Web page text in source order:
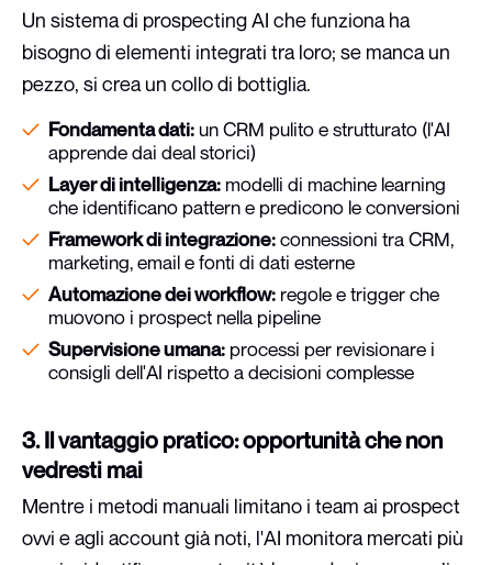
Un sistema di prospecting AI che funziona ha
bisogno di elementi integrati tra loro; se manca un
pezzo, si crea un collo di bottiglia.
Fondamenta dati: un CRM pulito e strutturato (l'AI
apprende dai deal storici)
Layer di intelligenza: modelli di machine learning
che identificano pattern e predicono le conversioni
Framework di integrazione:connessioni tra CRM,
marketing, email e fonti di dati esterne
Automazione dei workflow: regole e trigger che
muovono i prospect nella pipeline
Supervisione umana: processi per revisionare i
consigli dell'AI rispetto a decisioni complesse
3. Il vantaggio pratico: opportunità che non
vedresti mai
Mentre i metodi manuali limitano i team ai prospect
ovvi e agli account già noti, l'AI monitora mercati più